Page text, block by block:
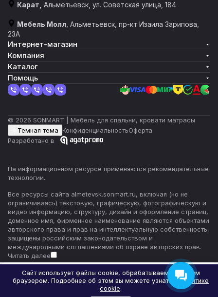
Главная Каталог Избранные Кабинет Сравнение
Карат, Альметьевск, ул. Советская улица, 184
Мебель Молл , Альметьевск, пр-кт Изаила Зарипова,
23А
Интернет-магазин
Компания
Каталог
Помощь
© 2026 SONMART | Мебель для спальни, кровати матрасы
Темная тема
КонфиденциальностьОферта
Разработано в
На информационном ресурсе применяются рекомендательные
технологии.
Все ресурсы сайта almetevsk.sonmart.ru, включая (но не
ограничиваясь) текстовую, графическую, фотографическую и
видео информацию, структуру, дизайн и оформление страниц,
доменное имя, фирменное наименование являются объектами
авторского права и прав на интеллектуальную собственность,
защищены российским законодательством и
международными соглашениями об охране авторских прав.
Читать далее
Сайт использует файлы cookie, обрабатываемые вашим
браузером. Подробнее об этом вы можете узнать вПолитике
cookie.